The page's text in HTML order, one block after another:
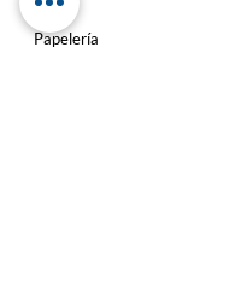
Hogar
Papelería